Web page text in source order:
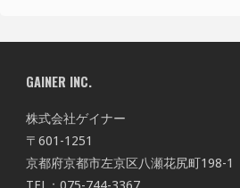
GAINER INC.
株式会社ゲイナー
〒601-1251
京都府京都市左京区八瀬花尻町198-1